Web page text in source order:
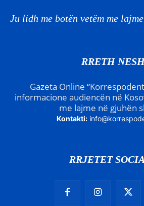
Ju lidh me botën vetëm me
RRETH
Gazeta Online
informacione audiencën në
me lajme në gjuhën
Kontakti:
RRJETET